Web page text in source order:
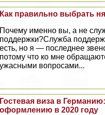
Как правильно выбрать
Почему именно вы, а не
поддержки?Служба
есть, но я — последнее
потому что ко мне
ужасными вопросами...
Гостевая виза в
оформлению в 2020 году